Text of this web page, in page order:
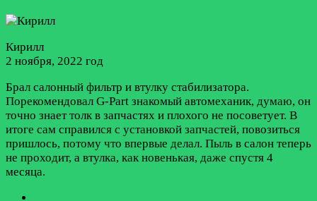
Кирилл
2 ноября, 2022 год
Брал салонный фильтр и втулку стабилизатора.
Порекомендовал G-Part знакомый автомеханик, думаю, он
точно знает толк в запчастях и плохого не посоветует. В
итоге сам справился с установкой запчастей, повозиться
пришлось, потому что впервые делал. Пыль в салон теперь
не проходит, а втулка, как новенькая, даже спустя 4
месяца.